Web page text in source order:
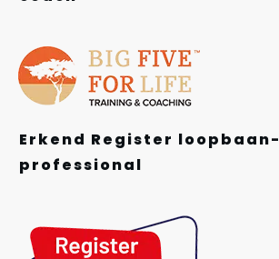
Erkend Register loopbaan-
professional